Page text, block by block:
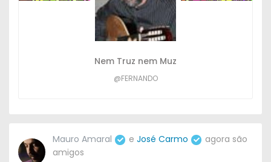
Nem Truz nem Muz
@FERNANDO
Mauro Amaral e José Carmo
agora são
amigos